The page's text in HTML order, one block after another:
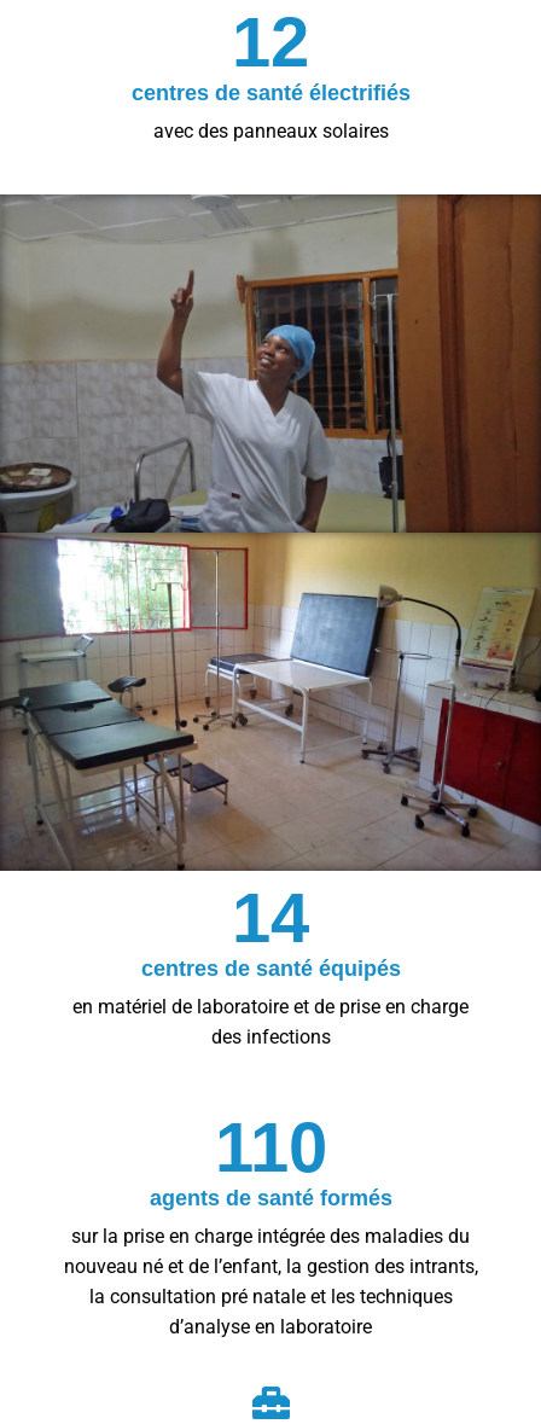
centres de santé électrifiés
12
avec des panneaux solaires
centres de santé équipés
14
en matériel de laboratoire et de prise en charge
des infections
agents de santé formés
110
sur la prise en charge intégrée des maladies du
nouveau né et de l’enfant, la gestion des intrants,
la consultation pré natale et les techniques
d’analyse en laboratoire